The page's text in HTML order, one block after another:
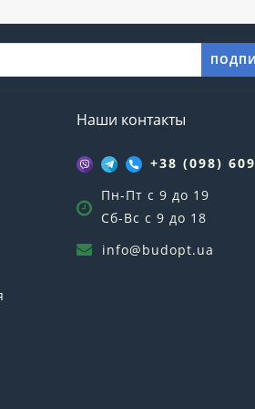
Наши контакты
+38 (098)
Пн-Пт с 9 до 19
Сб-Вс с 9 до 18
info@budopt.ua